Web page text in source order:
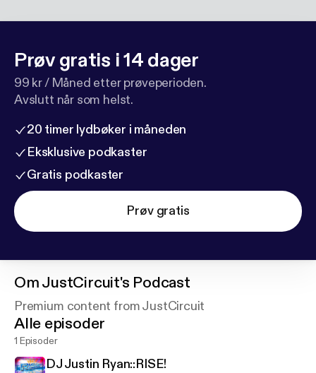
Prøv gratis i 14 dager
99 kr / Måned etter prøveperioden.
Avslutt når som helst.
20 timer lydbøker i måneden
Eksklusive podkaster
Gratis podkaster
Prøv gratis
OmJustCircuit's Podcast
Premium content from JustCircuit
Alle episoder
1 Episoder
DJ Justin Ryan::RISE!